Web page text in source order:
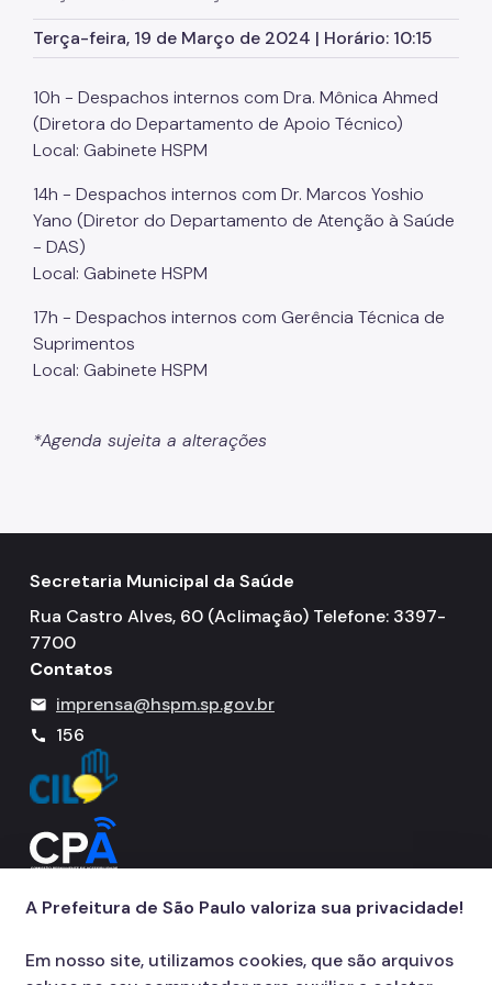
Marcação de Consultas
Internação e Alta
Visitas
Clínicas
Comitê de Ética em Pesquisa
Enfermagem
Atendimento Urgência
Pronto-Socorro Adulto
Pronto-Socorro Infantil
SAME
Amb. Descentralizados
Assistência Domiciliária
Canais de Comunicação
Ouvidoria
Programa Humanização
Brinquedoteca Betinho
Terça-feira, 19 de Março de 2024 | Horário: 10:15
10h - Despachos internos com Dra. Mônica Ahmed
(Diretora do Departamento de Apoio Técnico)
Local: Gabinete HSPM
14h - Despachos internos com Dr. Marcos Yoshio
Yano (Diretor do Departamento de Atenção à Saúde
- DAS)
Local: Gabinete HSPM
17h - Despachos internos com Gerência Técnica de
Suprimentos
Local: Gabinete HSPM
*Agenda sujeita a alterações
Secretaria Municipal da Saúde
Rua Castro Alves, 60 (Aclimação) Telefone: 3397-
7700
Contatos
mail imprensa@hspm.sp.gov.br
call 156
A Prefeitura de São Paulo valoriza sua privacidade!
Em nosso site, utilizamos cookies, que são arquivos